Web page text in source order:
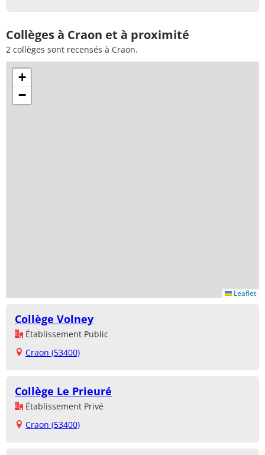
Collèges à Craon et à proximité
2 collèges sont recensés à Craon.
+
−
Leaflet
Collège Volney
Établissement Public
Craon (53400)
Collège Le Prieuré
Établissement Privé
Craon (53400)